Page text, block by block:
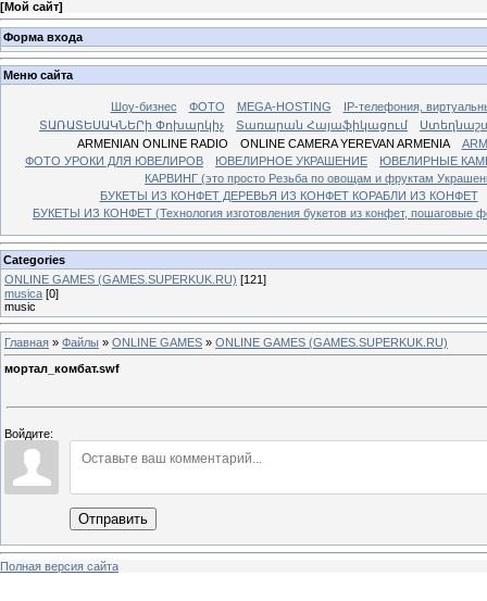
[Мой сайт]
Форма входа
Меню сайта
Шоу-бизнес ФОТО MEGA-HOSTING
IP-телефония,
ՏԱՌԱՏԵՍԱԿՆԵՐի Փոխարկիչ
Տառարան Հայաֆիկացում
ARMENIAN ONLINE RADIO
ONLINE CAMERA YEREVAN ARMENIA
ФОТО УРОКИ ДЛЯ ЮВЕЛИРОВ
ЮВЕЛИРНОЕ УКРАШЕНИЕ
ЮВЕЛИРНЫЕ
КАРВИНГ (это просто Резьба по овощам и фруктам
БУКЕТЫ ИЗ КОНФЕТ ДЕРЕВЬЯ ИЗ КОНФЕТ КОРАБЛИ ИЗ КОНФЕТ
БУКЕТЫ ИЗ КОНФЕТ (Технология изготовления букетов из конфет, пошаговые
Categories
ONLINE GAMES (GAMES.SUPERKUK.RU) [121]
musica [0]
music
Главная » Файлы » ONLINE GAMES » ONLINE GAMES (GAMES.SUPERKUK.RU)
мортал_комбат.swf
Войдите:
Отправить
Полная версия сайта